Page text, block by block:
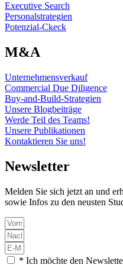
Executive Search
Personalstrategien
Potenzial-Ckeck
M&A
Unternehmensverkauf
Commercial Due Diligence
Buy-and-Build-Strategien
Unsere Blogbeiträge
Werde Teil des Teams!
Unsere Publikationen
Kontaktieren Sie uns!
Newsletter
Melden Sie sich jetzt an und
sowie Infos zu den neusten
* Ich möchte den